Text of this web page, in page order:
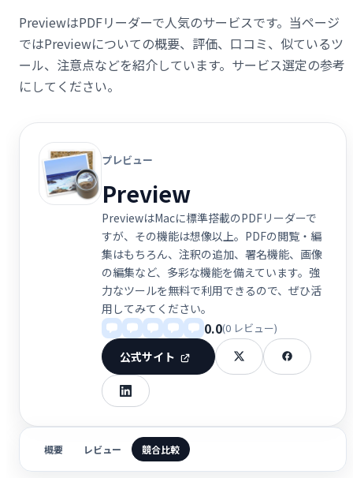
PreviewはPDFリーダーで人気のサービスです。当ページ
ではPreviewについての概要、評価、口コミ、似ているツ
ール、注意点などを紹介しています。サービス選定の参考
にしてください。
プレビュー
Preview
PreviewはMacに標準搭載のPDFリーダーで
すが、その機能は想像以上。PDFの閲覧・編
集はもちろん、注釈の追加、署名機能、画像
の編集など、多彩な機能を備えています。強
力なツールを無料で利用できるので、ぜひ活
用してみてください。
0.0(0 レビュー)
公式サイト
概要 レビュー 競合比較